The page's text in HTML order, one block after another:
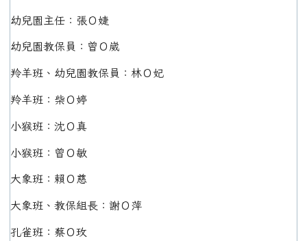
幼兒園主任：張Ｏ婕
幼兒園教保員：曾Ｏ崴
羚羊班、幼兒園教保員：林Ｏ妃
羚羊班：柴Ｏ婷
小猴班：沈Ｏ真
小猴班：曾Ｏ敏
大象班：賴Ｏ慈
大象班、教保組長：謝Ｏ萍
孔雀班：蔡Ｏ玫